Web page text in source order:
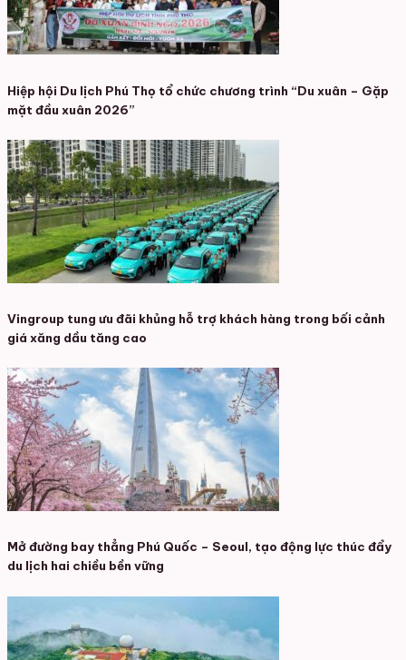
Hiệp hội Du lịch Phú Thọ tổ chức chương trình “Du xuân – Gặp
mặt đầu xuân 2026”
Vingroup tung ưu đãi khủng hỗ trợ khách hàng trong bối cảnh
giá xăng dầu tăng cao
Mở đường bay thẳng Phú Quốc – Seoul, tạo động lực thúc đẩy
du lịch hai chiều bền vững